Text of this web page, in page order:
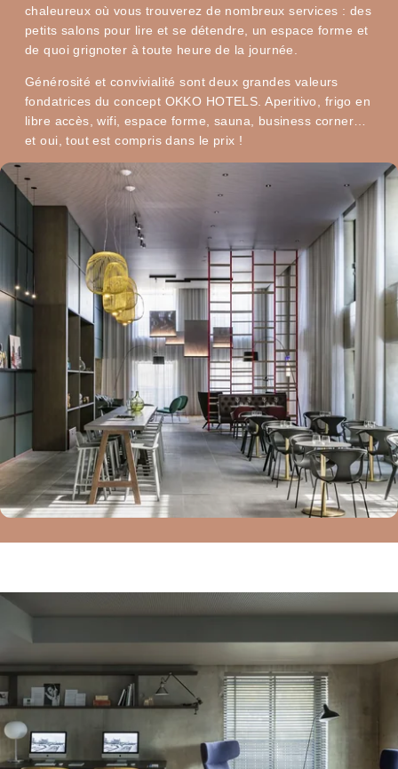
chaleureux où vous trouverez de nombreux services : des
petits salons pour lire et se détendre, un espace forme et
de quoi grignoter à toute heure de la journée.
Générosité et convivialité sont deux grandes valeurs
fondatrices du concept OKKO HOTELS. Aperitivo, frigo en
libre accès, wifi, espace forme, sauna, business corner…
et oui, tout est compris dans le prix !